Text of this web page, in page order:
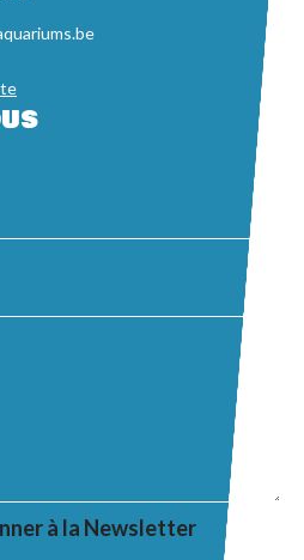
à la Newsletter